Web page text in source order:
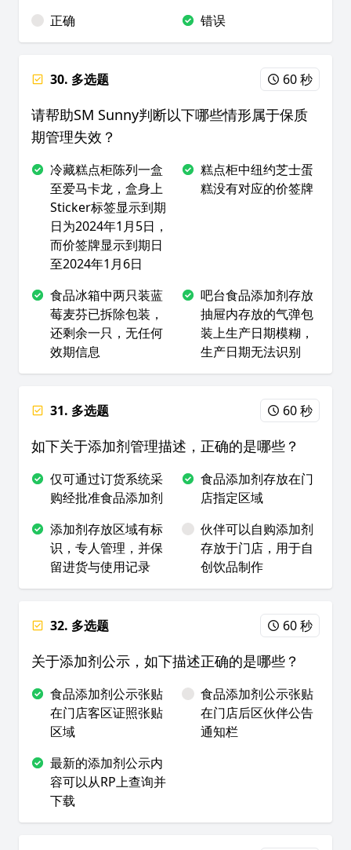
正确 错误
30. 多选题 60 秒
请帮助SM Sunny判断以下哪些情形属于保质
期管理失效？
冷藏糕点柜陈列一盒
至爱马卡龙，盒身上
Sticker标签显示到期
日为2024年1月5日，
而价签牌显示到期日
至2024年1月6日
糕点柜中纽约芝士蛋
糕没有对应的价签牌
食品冰箱中两只装蓝
莓麦芬已拆除包装，
还剩余一只，无任何
效期信息
吧台食品添加剂存放
抽屉内存放的气弹包
装上生产日期模糊，
生产日期无法识别
31. 多选题 60 秒
如下关于添加剂管理描述，正确的是哪些？
仅可通过订货系统采
购经批准食品添加剂
食品添加剂存放在门
店指定区域
添加剂存放区域有标
识，专人管理，并保
留进货与使用记录
伙伴可以自购添加剂
存放于门店，用于自
创饮品制作
32. 多选题 60 秒
关于添加剂公示，如下描述正确的是哪些？
食品添加剂公示张贴
在门店客区证照张贴
区域
食品添加剂公示张贴
在门店后区伙伴公告
通知栏
最新的添加剂公示内
容可以从RP上查询并
下载